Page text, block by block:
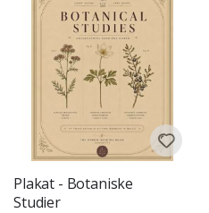
Plakat - Botaniske
Studier